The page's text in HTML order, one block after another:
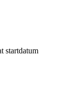
startdatum